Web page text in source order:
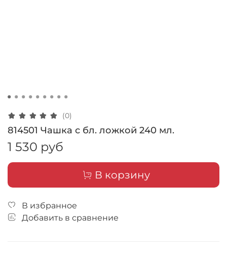
(0)
814501 Чашка с бл. ложкой 240 мл.
1 530 руб
В корзину
В избранное
Добавить в сравнение